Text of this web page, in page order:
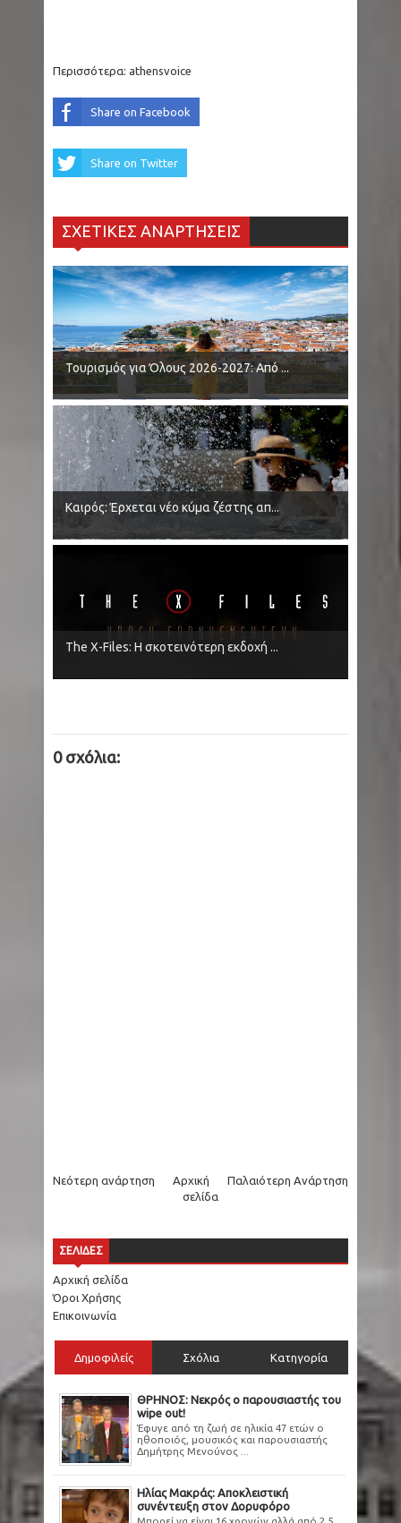
Περισσότερα: athensvoice
Share on Facebook
Share on Twitter
ΣΧΕΤΙΚΕΣ ΑΝΑΡΤΗΣΕΙΣ
Τουρισμός για Όλους 2026-2027: Από ...
Καιρός: Έρχεται νέο κύμα ζέστης απ...
The X-Files: Η σκοτεινότερη εκδοχή ...
0 σχόλια:
Νεότερη ανάρτηση Παλαιότερη Ανάρτηση
Αρχική
σελίδα
ΣΕΛΙΔΕΣ
Αρχική σελίδα
Όροι Χρήσης
Επικοινωνία
Δημοφιλείς Σχόλια Κατηγορία
ΘΡΗΝΟΣ: Νεκρός ο παρουσιαστής του
wipe out!
Έφυγε από τη ζωή σε ηλικία 47 ετών ο
ηθοποιός, μουσικός και παρουσιαστής
Δημήτρης Μενούνος ...
Ηλίας Μακράς: Αποκλειστική
συνέντευξη στον Δορυφόρο